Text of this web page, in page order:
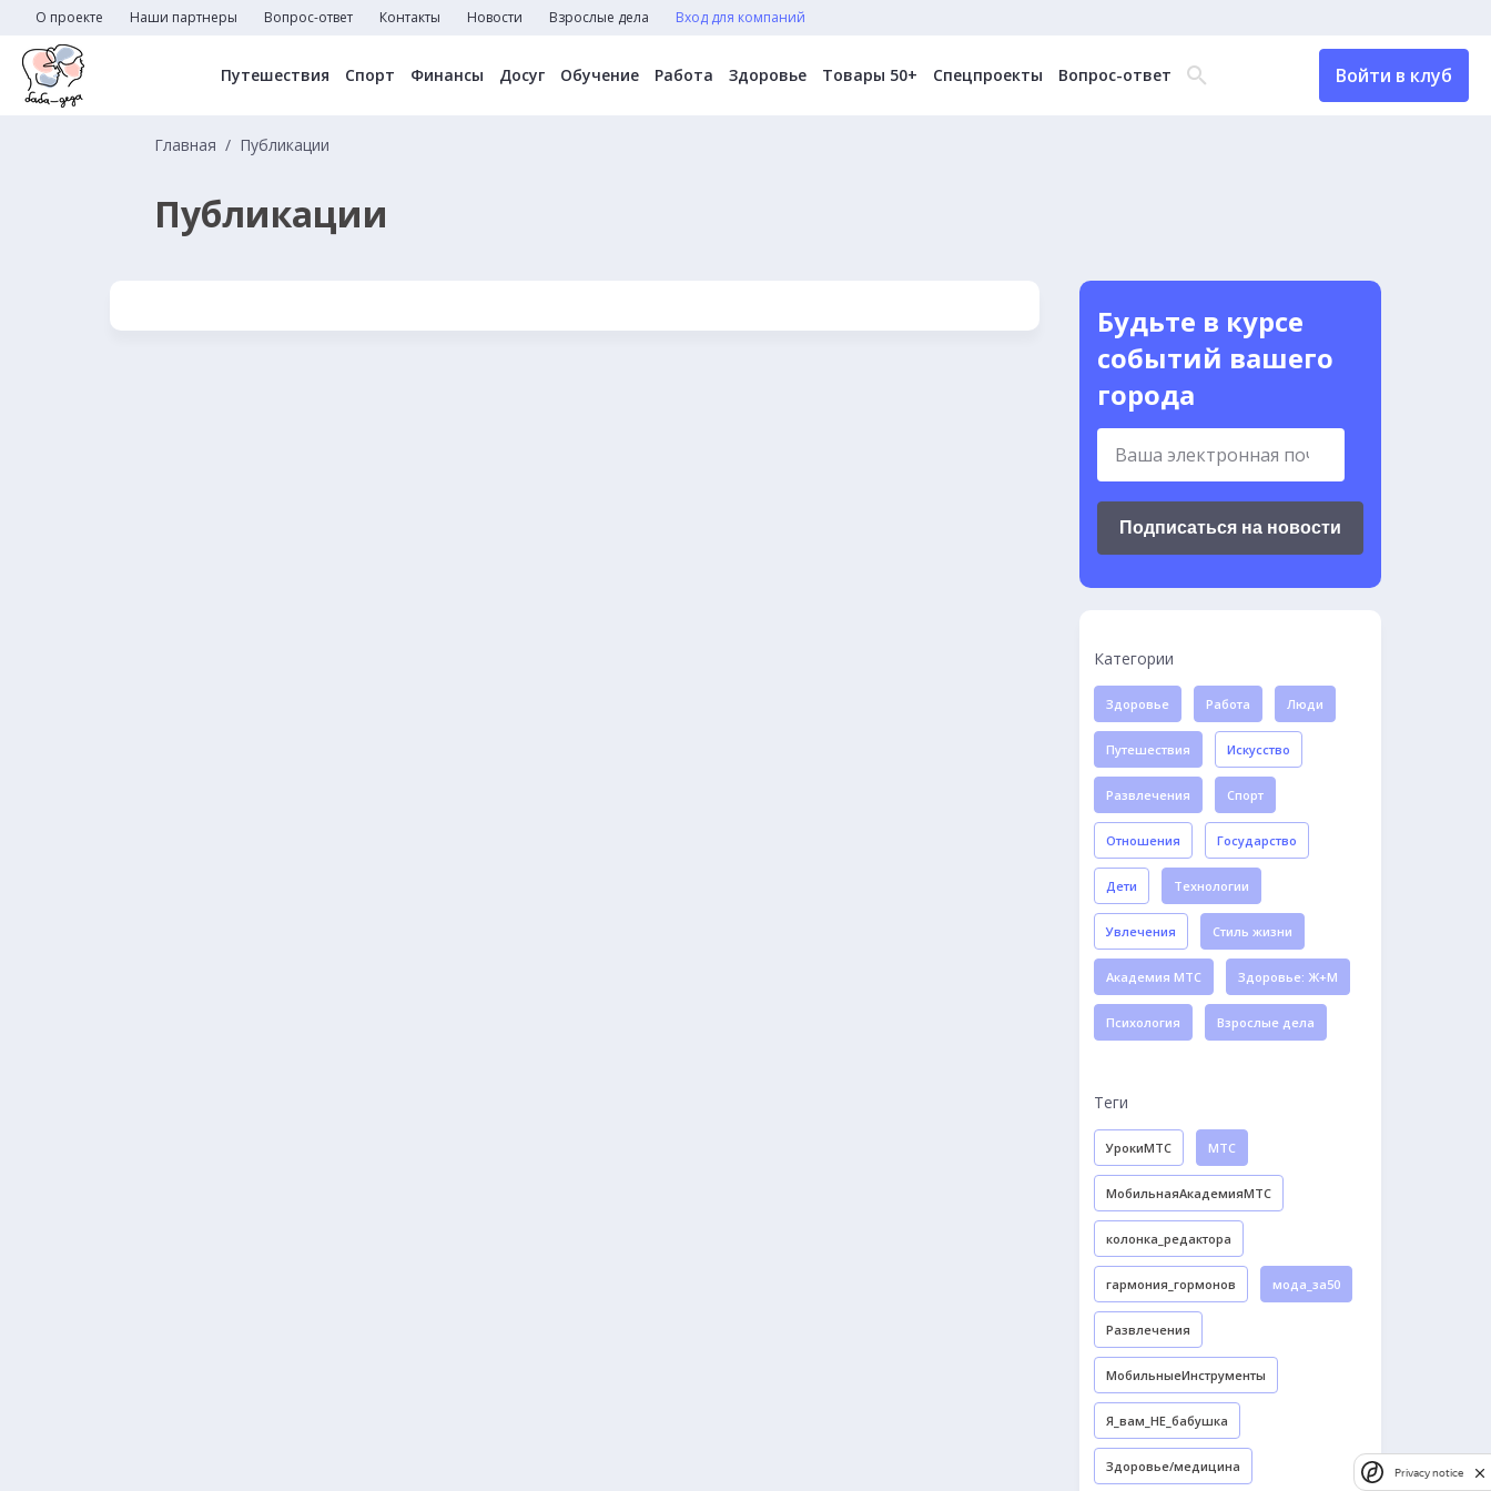
О проекте Наши партнеры Вопрос-ответ Контакты Новости Взрослые дела Вход для компаний
Путешествия Спорт Финансы Досуг Обучение Работа Здоровье Товары 50+ Спецпроекты Вопрос-ответ Войти в клуб
Главная Публикации
Публикации
Будьте в курсе
событий вашего
города
Подписаться на новости
Категории
Здоровье Работа Люди
Путешествия Искусство
Развлечения Спорт
Отношения Государство
Дети Технологии
Увлечения Стиль жизни
Академия МТС Здоровье: Ж+М
Психология Взрослые дела
Теги
УрокиМТС МТС
МобильнаяАкадемияМТС
колонка_редактора
гармония_гормонов мода_за50
Развлечения
МобильныеИнструменты
Я_вам_НЕ_бабушка
Здоровье/медицина Privacy notice